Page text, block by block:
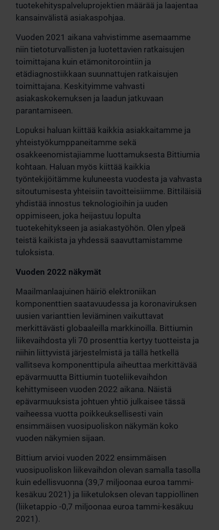
tuotekehityspalveluprojektien määrää ja laajentaa
kansainvälistä asiakaspohjaa.
Vuoden 2021 aikana vahvistimme asemaamme
niin tietoturvallisten ja luotettavien ratkaisujen
toimittajana kuin etämonitorointiin ja
etädiagnostiikkaan suunnattujen ratkaisujen
toimittajana. Keskityimme vahvasti
asiakaskokemuksen ja laadun jatkuvaan
parantamiseen.
Lopuksi haluan kiittää kaikkia asiakkaitamme ja
yhteistyökumppaneitamme sekä
osakkeenomistajiamme luottamuksesta Bittiumia
kohtaan. Haluan myös kiittää kaikkia
työntekijöitämme kuluneesta vuodesta ja vahvasta
sitoutumisesta yhteisiin tavoitteisiimme. Bittiläisiä
yhdistää innostus teknologioihin ja uuden
oppimiseen, joka heijastuu lopulta
tuotekehitykseen ja asiakastyöhön. Olen ylpeä
teistä kaikista ja yhdessä saavuttamistamme
tuloksista.
Vuoden 2022 näkymät
Maailmanlaajuinen häiriö elektroniikan
komponenttien saatavuudessa ja koronaviruksen
uusien varianttien leviäminen vaikuttavat
merkittävästi globaaleilla markkinoilla. Bittiumin
liikevaihdosta yli 70 prosenttia kertyy tuotteista ja
niihin liittyvistä järjestelmistä ja tällä hetkellä
vallitseva komponenttipula aiheuttaa merkittävää
epävarmuutta Bittiumin tuoteliikevaihdon
kehittymiseen vuoden 2022 aikana. Näistä
epävarmuuksista johtuen yhtiö julkaisee tässä
vaiheessa vuotta poikkeuksellisesti vain
ensimmäisen vuosipuoliskon näkymän koko
vuoden näkymien sijaan.
Bittium arvioi vuoden 2022 ensimmäisen
vuosipuoliskon liikevaihdon olevan samalla tasolla
kuin edellisvuonna (39,7 miljoonaa euroa tammi-
kesäkuu 2021) ja liiketuloksen olevan tappiollinen
(liiketappio -0,7 miljoonaa euroa tammi-kesäkuu
2021).